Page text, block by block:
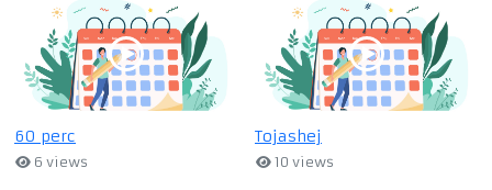
60 perc
6 views
Tojashej
10 views